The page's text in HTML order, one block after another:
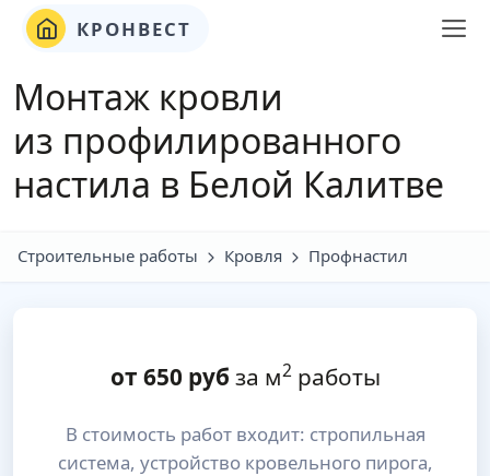
КРОНВЕСТ
Монтаж кровли
из профилированного
настила в Белой Калитве
Строительные работы Кровля Профнастил
от 650руб за м2работы
В стоимость работ входит: стропильная
система, устройство кровельного пирога,